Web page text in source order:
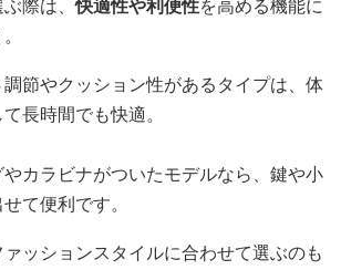
際は、快適性や利便性を高める機能に
節やクッション性があるタイプは、体
長時間でも快適。
カラビナがついたモデルなら、鍵や小
て便利です。
ッションスタイルに合わせて選ぶのも